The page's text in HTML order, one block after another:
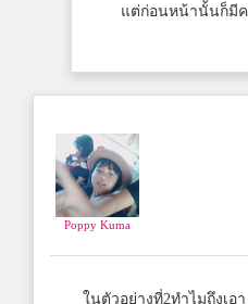
แต่ก่อนหน้านั้นก็มีค
Poppy Kuma
ในตัวอย่างที่2ทำไมถึงเอา